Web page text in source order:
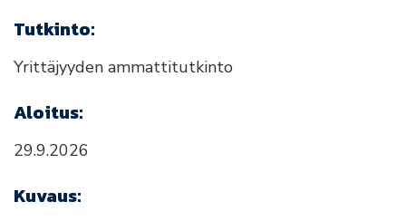
Tutkinto:
Yrittäjyyden ammattitutkinto
Aloitus:
29.9.2026
Kuvaus: